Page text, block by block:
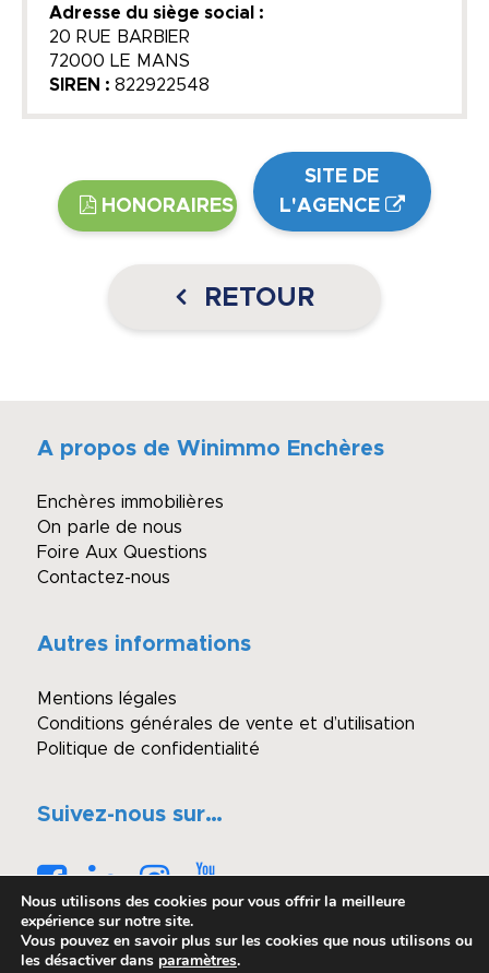
Adresse du siège social :
20 RUE BARBIER
72000 LE MANS
SIREN : 822922548
HONORAIRES
SITE DE
L'AGENCE
RETOUR
A propos de Winimmo Enchères
Enchères immobilières
On parle de nous
Foire Aux Questions
Contactez-nous
Autres informations
Mentions légales
Conditions générales de vente et d’utilisation
Politique de confidentialité
Suivez-nous sur…
Nous utilisons des cookies pour vous offrir la meilleure
expérience sur notre site.
Vous pouvez en savoir plus sur les cookies que nous utilisons ou
les désactiver dans paramètres.